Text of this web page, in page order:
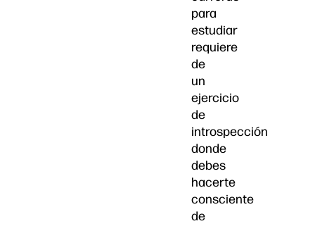
para
estudiar
requiere
de
un
ejercicio
de
introspección
donde
debes
hacerte
consciente
de